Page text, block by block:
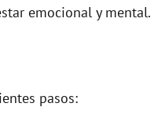
emocional y mental.
pasos: